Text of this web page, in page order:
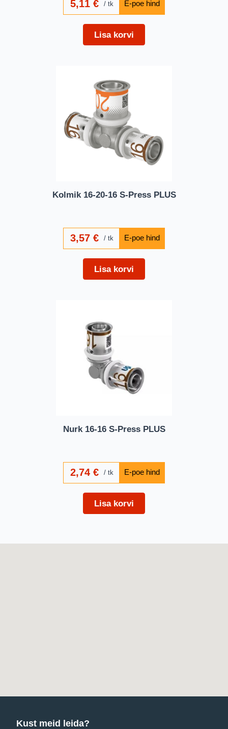
5,11€ tk
Lisa korvi
Kolmik 16-20-16 S-Press PLUS
3,57€ tk
Lisa korvi
Nurk 16-16 S-Press PLUS
2,74€ tk
Lisa korvi
Kust meid leida?